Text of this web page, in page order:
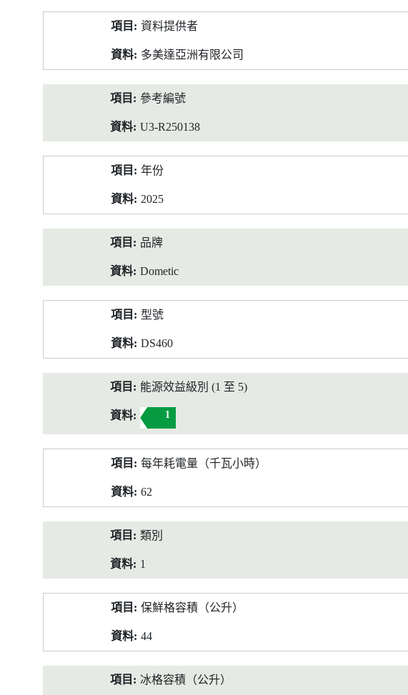
料
資料提供者
多美達亞洲有限公司
參考編號
U3-R250138
年份
2025
品牌
Dometic
型號
DS460
能源效益級別 (1 至 5)
1
每年耗電量（千瓦小時）
62
類別
1
保鮮格容積（公升）
44
冰格容積（公升）